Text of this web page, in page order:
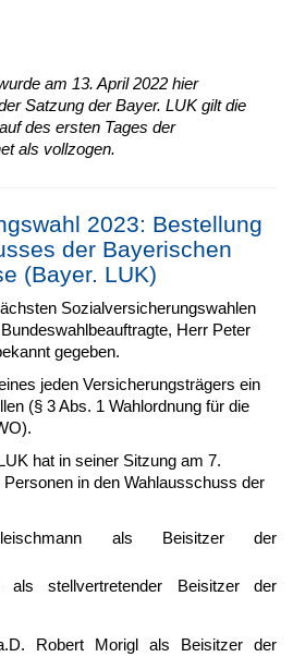
am 13. April 2022 hier
Satzung der Bayer. LUK gilt die
des ersten Tages der
als vollzogen.
2023: Bestellung
der Bayerischen
(Bayer. LUK)
Sozialversicherungswahlen
Herr Peter
gegeben.
jeden Versicherungsträgers ein
(§ 3 Abs. 1 Wahlordnung für die
hat in seiner Sitzung am 7.
in den Wahlausschuss der
als Beisitzer der
stellvertretender Beisitzer der
Robert Morigl als Beisitzer der